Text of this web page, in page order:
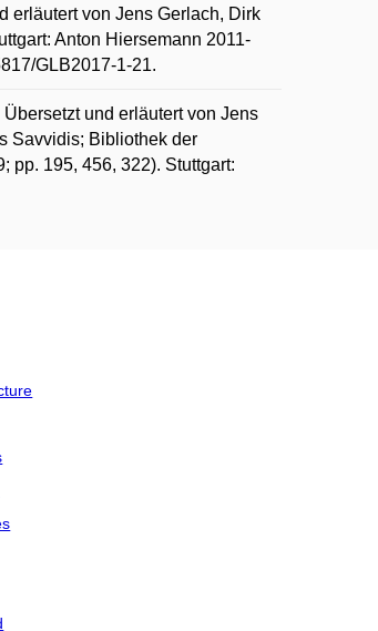
erläutert von Jens Gerlach, Dirk
Anton Hiersemann 2011-
GLB2017-1-21.
und erläutert von Jens
Savvidis; Bibliothek der
pp. 195, 456, 322). Stuttgart: